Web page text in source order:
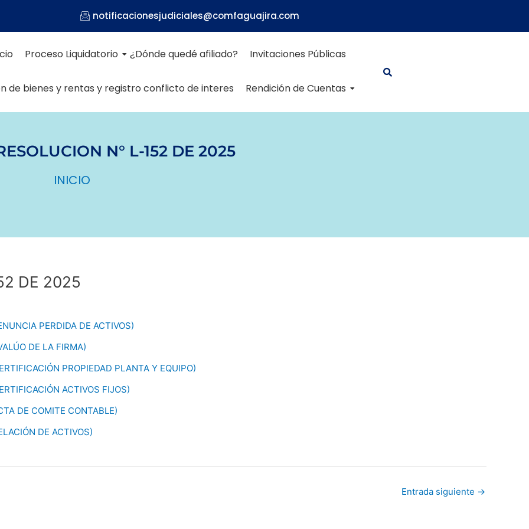
notificacionesjudiciales@comfaguajira.com
Proceso Liquidatorio ¿Dónde quedé afiliado? Invitaciones Públicas
de bienes y rentas y registro conflicto de interes Rendición de Cuentas
N° L-152 DE 2025
INICIO
DE 2025
PERDIDA DE ACTIVOS)
DE LA FIRMA)
PROPIEDAD PLANTA Y EQUIPO)
ACTIVOS FIJOS)
DE COMITE CONTABLE)
DE ACTIVOS)
Entrada siguiente →